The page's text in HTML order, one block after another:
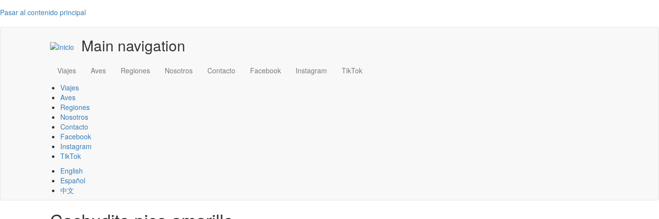
Pasar al contenido principal
Main navigation
Viajes Aves Regiones Nosotros Contacto Facebook Instagram
TikTok
Viajes
Aves
Regiones
Nosotros
Contacto
Facebook
Instagram
TikTok
English
Español
中文